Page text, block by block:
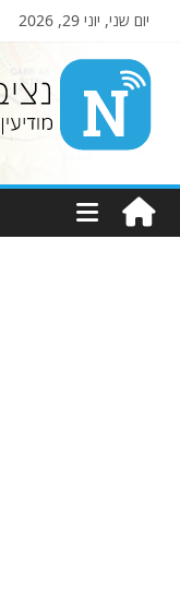
יום שני, יוני 29, 2026
מודיעין
מהמקורות